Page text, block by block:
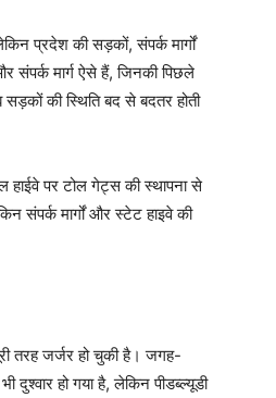
प्रदेश की सड़कों, संपर्क मार्गों
संपर्क मार्ग ऐसे हैं, जिनकी पिछले
की स्थिति बद से बदतर होती
हाईवे पर टोल गेट्स की स्थापना से
संपर्क मार्गों और स्टेट हाइवे की
तरह जर्जर हो चुकी है। जगह-
दुश्वार हो गया है, लेकिन पीडब्ल्यूडी